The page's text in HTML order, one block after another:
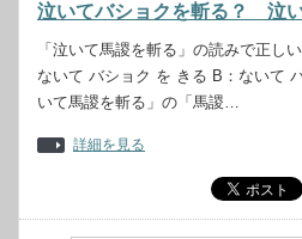
泣いてバショクを斬る？ 泣
「泣いて馬謖を斬る」の読みで正し
ないて バショク を きる B：ないて
いて馬謖を斬る」の「馬謖…
詳細を見る